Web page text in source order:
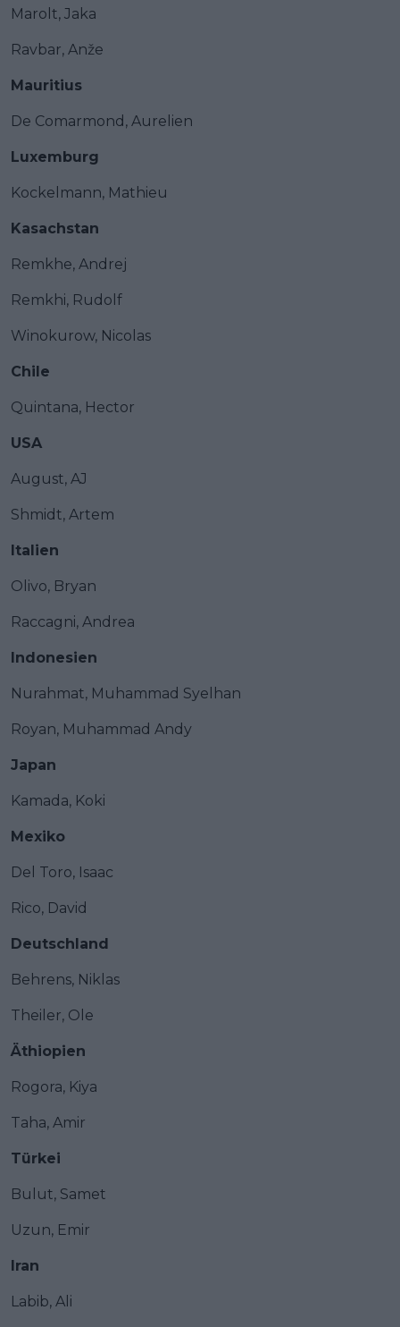
Marolt, Jaka
Ravbar, Anže
Mauritius
De Comarmond, Aurelien
Luxemburg
Kockelmann, Mathieu
Kasachstan
Remkhe, Andrej
Remkhi, Rudolf
Winokurow, Nicolas
Chile
Quintana, Hector
USA
August, AJ
Shmidt, Artem
Italien
Olivo, Bryan
Raccagni, Andrea
Indonesien
Nurahmat, Muhammad Syelhan
Royan, Muhammad Andy
Japan
Kamada, Koki
Mexiko
Del Toro, Isaac
Rico, David
Deutschland
Behrens, Niklas
Theiler, Ole
Äthiopien
Rogora, Kiya
Taha, Amir
Türkei
Bulut, Samet
Uzun, Emir
Iran
Labib, Ali